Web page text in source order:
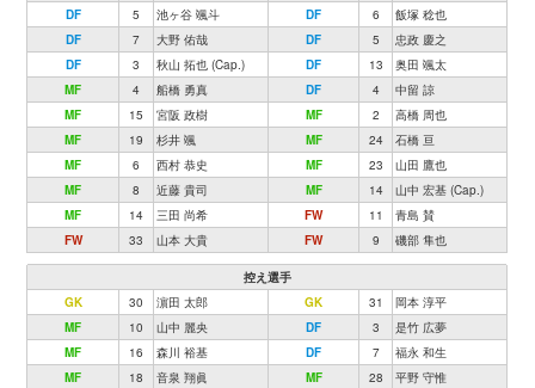
DF
5 池ヶ谷 颯斗 DF 6
飯塚 稔也
DF
7 大野 佑哉 DF 5
忠政 慶之
DF
3 秋山 拓也 (Cap.) DF 13
奥田 颯太
MF
4 船橋 勇真 DF 4
中留 諒
MF
15 宮阪 政樹 MF 2
高橋 周也
MF
19 杉井 颯 MF 24
石橋 亘
MF
6 西村 恭史 MF 23
山田 鷹也
MF
8 近藤 貴司 MF 14
山中 宏基 (Cap.)
MF
14 三田 尚希 FW 11
青島 賛
FW
33 山本 大貴 FW 9 磯部 隼也
控え選手
GK
30 濵田 太郎 GK 31
岡本 淳平
MF
10 山中 麗央 DF 3
是竹 広夢
MF
16 森川 裕基 DF 7
福永 和生
MF
18 音泉 翔眞 MF 28
平野 守惟